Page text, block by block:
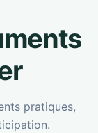
pratiques,